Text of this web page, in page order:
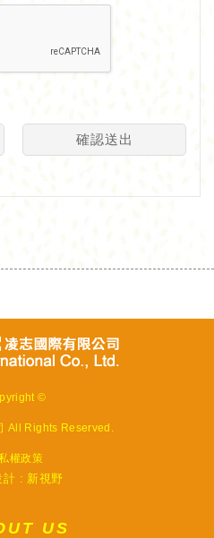
確認送出
©
All Rights Reserved.
權政策
計 : 新視野
US